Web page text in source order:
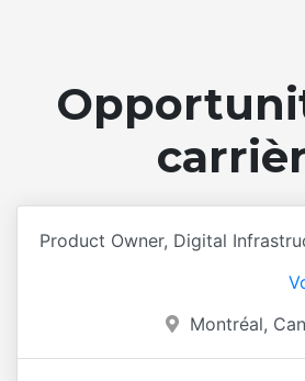
Product Owner, Digital
Montréal,